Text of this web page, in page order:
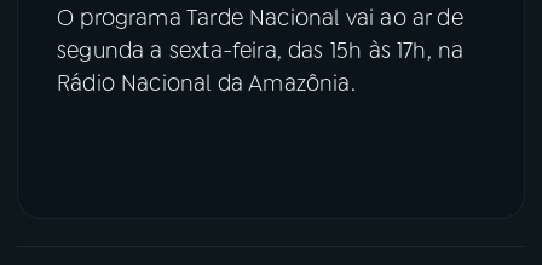
O programa Tarde Nacional vai ao ar de
segunda a sexta-feira, das 15h às 17h, na
Rádio Nacional da Amazônia.